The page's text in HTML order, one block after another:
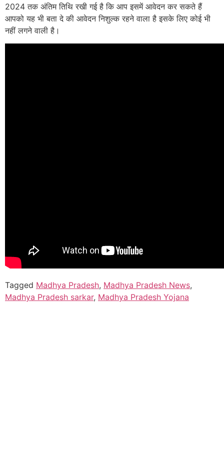
2024 तक अंतिम तिथि रखी गई है कि आप इसमें आवेदन कर सकते हैं
आपको यह भी बता दे की आवेदन निशुल्क रहने वाला है इसके लिए कोई भी
नहीं लगने वाली है।
Tagged Madhya Pradesh, Madhya Pradesh News,
Madhya Pradesh sarkar, Madhya Pradesh Yojana